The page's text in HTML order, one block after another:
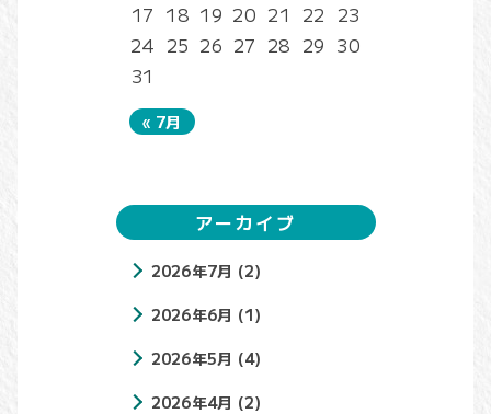
17 18 19 20 21 22 23
24 25 26 27 28 29 30
31
« 7月
アーカイブ
2026年7月 (2)
2026年6月 (1)
2026年5月 (4)
2026年4月 (2)